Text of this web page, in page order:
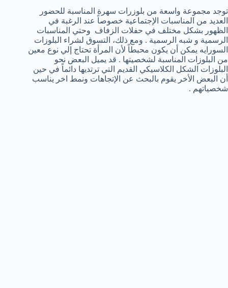
توجد مجموعة واسعة من بلوزرات سهرة المناسبة للحضور
العديد من المناسبات الإجتماعية خصوصاً عند الرغبة في
الظهور بشكل مختلف في حفلات الزفاف وحتي المناسبات
الرسمية و شبه الرسمية . ومع ذلك، التسوق لشراء البلوزات
السورايه يمكن أن يكون محبطاً لأن المرأة تحتاج إلي نوع معين
من البلوزات المناسبة لشخصيتها . قد يميل البعض نحو
البلوزات الشكل الكلاسيكي القديم التي ترتديها دائماً في حين
أن البعض الأخر يقوم بالبحث عن الإتجاهات ونمط اخر يناسب
شخصياتهم .